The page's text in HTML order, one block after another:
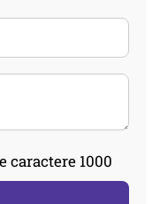
caractere 1000